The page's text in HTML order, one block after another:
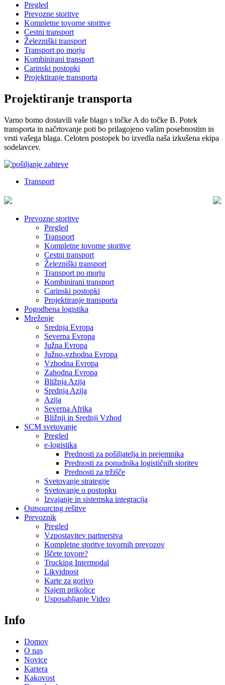
Pregled
Prevozne storitve
Kompletne tovorne storitve
Cestni transport
Železniški transport
Transport po morju
Kombinirani transport
Carinski postopki
Projektiranje transporta
Projektiranje transporta
Varno bomo dostavili vaše blago s točke A do točke B. Potek
transporta in načrtovanje poti bo prilagojeno vašim posebnostim in
vrsti vašega blaga. Celoten postopek bo izvedla naša izkušena ekipa
sodelavcev.
Transport
Prevozne storitve
Pregled
Transport
Kompletne tovorne storitve
Cestni transport
Železniški transport
Transport po morju
Kombinirani transport
Carinski postopki
Projektiranje transporta
Pogodbena logistika
Mreženje
Srednja Evropa
Severna Evropa
Južna Evropa
Južno-vzhodna Evropa
Vzhodna Evropa
Zahodna Evropa
Bližnja Azija
Srednja Azija
Azija
Severna Afrika
Bližnji in Srednji Vzhod
SCM svetovanje
Pregled
e-logistika
Prednosti za pošiljatelja in prejemnika
Prednosti za ponudnika logističnih storitev
Prednosti za tržišče
Svetovanje strategije
Svetovanje o postopku
Izvajanje in sistemska integracija
Outsourcing rešitve
Prevoznik
Pregled
Vzpostavitev partnerstva
Kompletne storitve tovornih prevozov
Iščete tovore?
Trucking Intermodal
Likvidnost
Karte za gorivo
Najem prikolice
Usposabljanje Video
Info
Domov
O nas
Novice
Kariera
Kakovost